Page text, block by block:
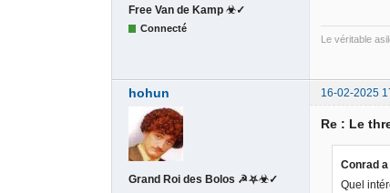
Free Van de Kamp ☣✓
Connecté
Le véritable
hohun 16-02-2025
Grand Roi des Bolos ☭⛧☣✓
Re : Le
Conrad
Quel